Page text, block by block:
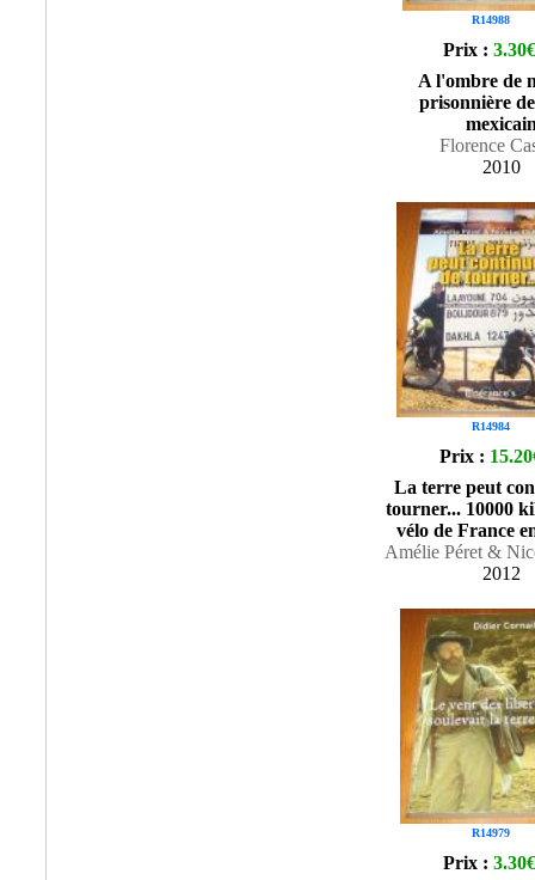
R14988
Prix : 3.30€
A l'ombre de
prisonnière
Florence
2010
R14984
Prix :
La terre peut
tourner... 10000
vélo de France
Amélie Péret &
2012
R14979
Prix : 3.30€